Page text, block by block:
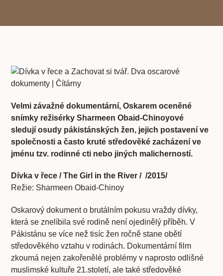
Velmi závažné dokumentární, Oskarem oceněné
snímky režisérky Sharmeen Obaid-Chinoyové
sledují osudy pákistánských žen, jejich postavení ve
společnosti a často kruté středověké zacházení ve
jménu tzv. rodinné cti nebo jiných malicherností.
Dívka v řece / The Girl in the River / /2015/
Režie: Sharmeen Obaid-Chinoy
Oskarový dokument o brutálním pokusu vraždy dívky,
která se znelíbila své rodině není ojedinělý příběh. V
Pákistánu se více než tisíc žen ročně stane obětí
středověkého vztahu v rodinách. Dokumentární film
zkoumá nejen zakořenělé problémy v naprosto odlišné
muslimské kultuře 21.století, ale také středověké